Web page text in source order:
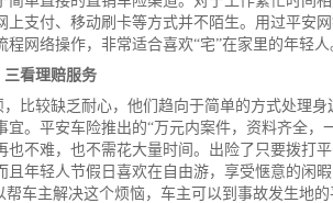
上支付、移动刷卡等方式并不陌生。用过平安网
网络操作，非常适合喜欢“宅”在家里的年轻人
看理赔服务
比较缺乏耐心，他们趋向于简单的方式处理身
宜。平安车险推出的“万元内案件，资料齐全，
也不难，也不需花大量时间。出险了只要拨打
且年轻人节假日喜欢在自由游，享受惬意的闲
帮车主解决这个烦恼，车主可以到事故发生地